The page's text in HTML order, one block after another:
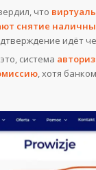
что
снятие
идёт
система
, хотя